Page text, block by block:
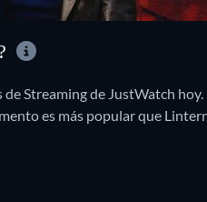
Streaming de JustWatch
es más popular que